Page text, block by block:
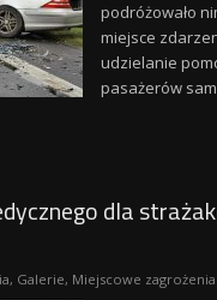
podróżowało
miejsce
udzielanie
pasażerów
dla
, Galerie, Miejscowe zagrożenia